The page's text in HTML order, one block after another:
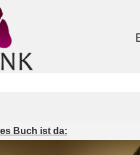
Buch ist da: